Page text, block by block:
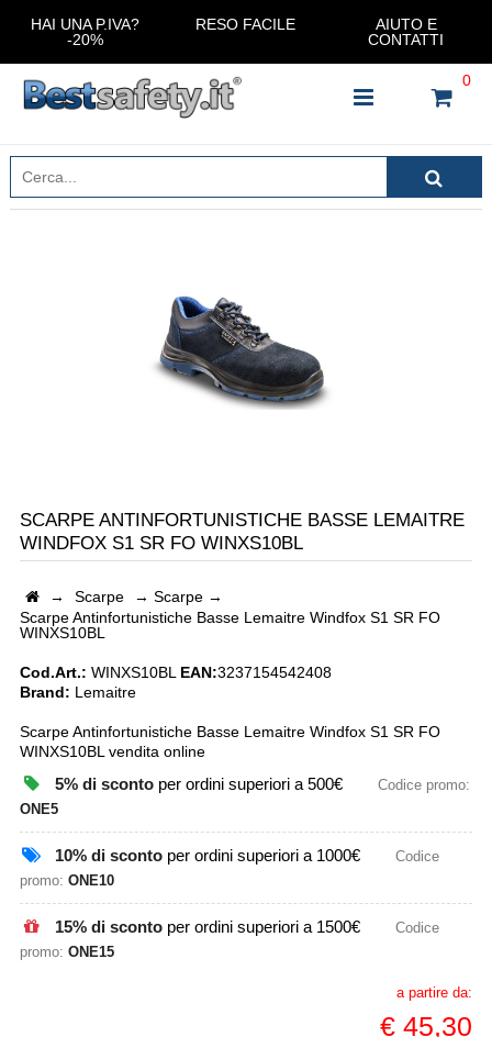
HAI UNA P.IVA?
-20%
RESO FACILE
AIUTO E
CONTATTI
0
CERCANDO
CHIUDI RICERCA
SCARPE ANTINFORTUNISTICHE BASSE LEMAITRE
WINDFOX S1 SR FO WINXS10BL
→ Scarpe → Scarpe→
Scarpe Antinfortunistiche Basse Lemaitre Windfox S1 SR FO
WINXS10BL
Cod.Art.: WINXS10BL EAN:3237154542408
Brand: Lemaitre
Scarpe Antinfortunistiche Basse Lemaitre Windfox S1 SR FO
WINXS10BL vendita online
5% di scontoper ordini superiori a 500€
Codice promo:
ONE5
10% di scontoper ordini superiori a 1000€
Codice
promo: ONE10
15% di scontoper ordini superiori a 1500€
Codice
promo: ONE15
a partire da:
€ 45,30